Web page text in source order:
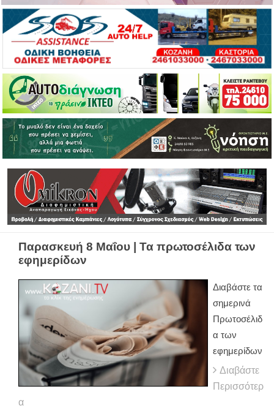
Παρασκευή 8 Μαΐου | Τα πρωτοσέλιδα των
εφημερίδων
Διαβάστε τα
σημερινά
Πρωτοσέλιδ
α των
εφημερίδων
Διαβάστε
Περισσότερ
α